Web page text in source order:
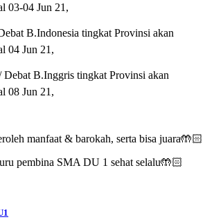
03-04 Jun 21,
B.Indonesia tingkat Provinsi akan
04 Jun 21,
B.Inggris tingkat Provinsi akan
08 Jun 21,
manfaat & barokah, serta bisa juara🤲🏻
pembina SMA DU 1 sehat selalu🤲🏻